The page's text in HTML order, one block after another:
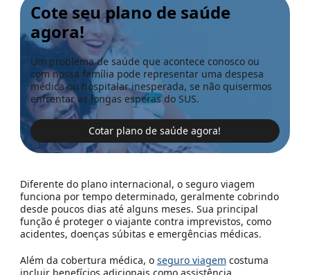
Cote seu plano de saúde
agora!
Um problema de saúde que acontece conosco ou
com nossa família pode representar uma despesa
médica ou hospitalar inesperada, se não quisermos
enfrentar as longas esperas do SUS.
Cotar plano de saúde agora!
Diferente do plano internacional, o seguro viagem
funciona por tempo determinado, geralmente cobrindo
desde poucos dias até alguns meses. Sua principal
função é proteger o viajante contra imprevistos, como
acidentes, doenças súbitas e emergências médicas.
Além da cobertura médica, o seguro viagem costuma